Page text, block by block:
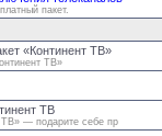
пакет.
«Континент ТВ»
ТВ»
ТВ
ТВ» — подарите себе пр